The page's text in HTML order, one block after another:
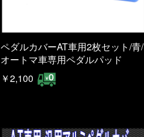
ペダルカバーAT車用2枚セット/青/
オートマ車専用ペダルパッド
￥2,100